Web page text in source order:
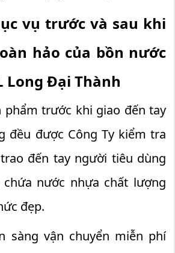
vụ trước và sau khi
hảo của bồn nước
Long Đại Thành
phẩm trước khi giao đến tay
đều được Công Ty kiểm tra
đến tay người tiêu dùng
nước nhựa chất lượng
đẹp.
sàng vận chuyển miễn phí